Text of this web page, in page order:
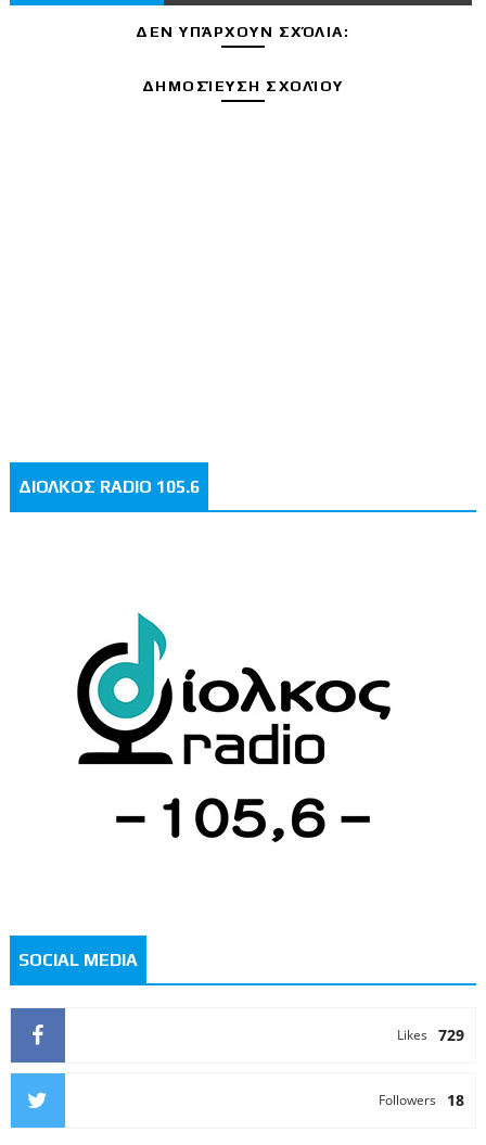
ΔΕΝ ΥΠΆΡΧΟΥΝ ΣΧΌΛΙΑ:
ΔΗΜΟΣΊΕΥΣΗ ΣΧΟΛΊΟΥ
ΔΙΟΛΚΟΣ RADIO 105.6
SOCIAL MEDIA
729
Likes
18
Followers